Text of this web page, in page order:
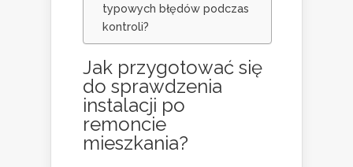
typowych błędów podczas
kontroli?
Jak przygotować się
do sprawdzenia
instalacji po
remoncie
mieszkania?